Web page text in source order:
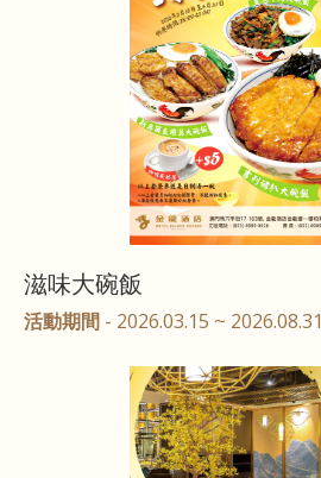
滋味大碗飯
活動期間 - 2026.03.15 ~ 2026.08.31